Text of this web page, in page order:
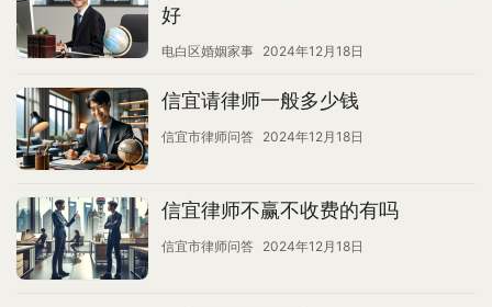
好
电白区婚姻家事 2024年12月18日
信宜请律师一般多少钱
信宜市律师问答 2024年12月18日
信宜律师不赢不收费的有吗
信宜市律师问答 2024年12月18日